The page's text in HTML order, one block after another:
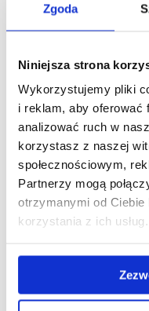
Zgoda
Niniejsza strona
Wykorzystujemy pliki
i reklam, aby oferować
analizować ruch w
korzystasz z naszej
społecznościowym,
Partnerzy mogą
otrzymanymi od
korzystania z ich usług.